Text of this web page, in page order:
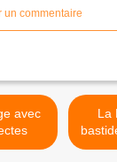
un commentaire
La